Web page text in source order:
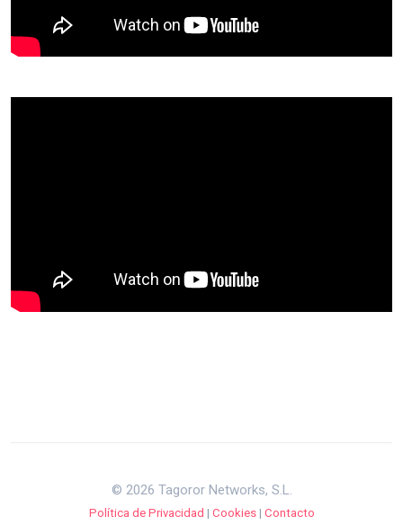
© 2026 Tagoror Networks, S.L.
Política de Privacidad | Cookies| Contacto